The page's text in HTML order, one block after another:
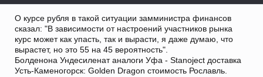
О курсе рубля в такой ситуации замминистра финансов
сказал: "В зависимости от настроений участников рынка
курс может как упасть, так и вырасти, я даже думаю, что
вырастет, но это 55 на 45 вероятность".
Болденона Ундесиленат аналоги Уфа - Stanoject доставка
Усть-Каменогорск: Golden Dragon стоимость Рославль.